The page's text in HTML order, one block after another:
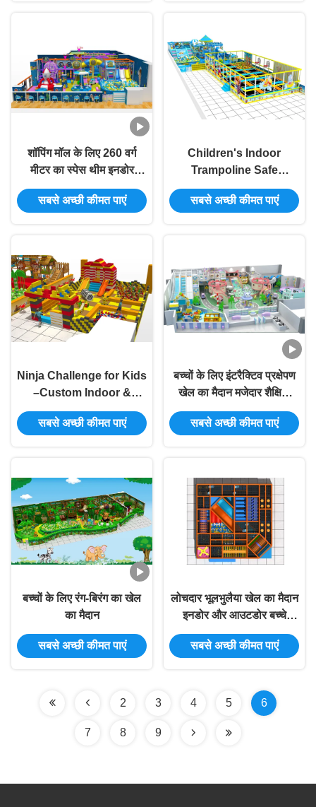
शॉपिंग मॉल के लिए 260 वर्ग
मीटर का स्पेस थीम इनडोर
किड्स प्लेग्राउंड
सबसे अच्छी कीमत पाएं
Children's Indoor
Trampoline Safe
Backyard Trampoline
Factory
सबसे अच्छी कीमत पाएं
Ninja Challenge for Kids
–Custom Indoor &
Outdoor Obstacle
Course Tongyao
सबसे अच्छी कीमत पाएं
बच्चों के लिए इंटरैक्टिव प्रक्षेपण
खेल का मैदान मजेदार शैक्षिक
खेल का अनुभव
सबसे अच्छी कीमत पाएं
बच्चों के लिए रंग-बिरंग का खेल
का मैदान
सबसे अच्छी कीमत पाएं
लोचदार भूलभुलैया खेल का मैदान
इनडोर और आउटडोर बच्चे
साहसिक उपकरण
सबसे अच्छी कीमत पाएं
2 3 4 5 6
7 8 9